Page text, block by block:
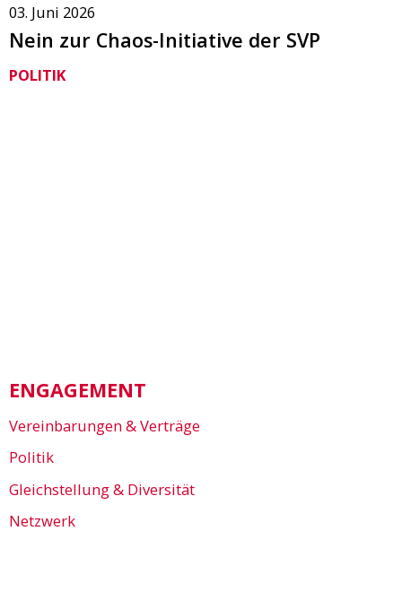
03. Juni 2026
Nein zur Chaos-Initiative der SVP
POLITIK
ENGAGEMENT
Vereinbarungen & Verträge
Politik
Gleichstellung & Diversität
Netzwerk